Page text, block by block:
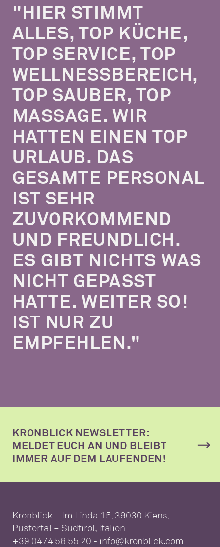
"HIER STIMMT
ALLES, TOP KÜCHE,
TOP SERVICE, TOP
WELLNESSBEREICH,
TOP SAUBER, TOP
MASSAGE. WIR
HATTEN EINEN TOP
URLAUB. DAS
GESAMTE PERSONAL
IST SEHR
ZUVORKOMMEND
UND FREUNDLICH.
ES GIBT NICHTS WAS
NICHT GEPASST
HATTE. WEITER SO!
IST NUR ZU
EMPFEHLEN."
KRONBLICK NEWSLETTER:
MELDET EUCH AN UND BLEIBT
IMMER AUF DEM LAUFENDEN!
Kronblick – Im Linda 15, 39030 Kiens,
Pustertal – Südtirol, Italien
+39 0474 56 55 20 - info@kronblick.com